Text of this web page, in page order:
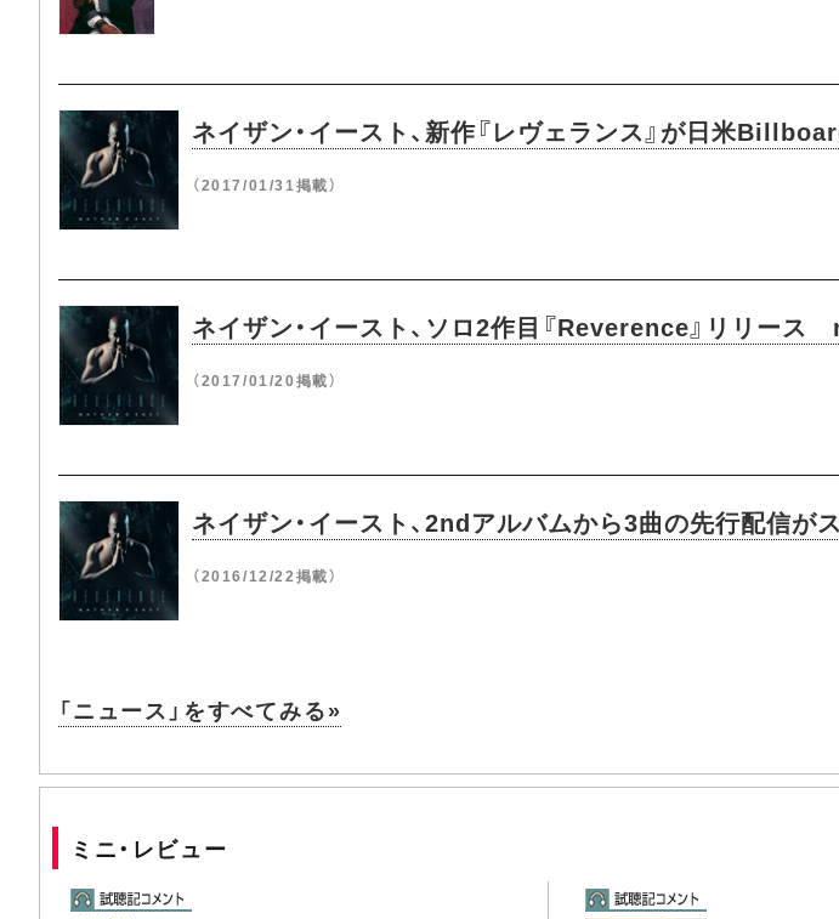
ネイザン・イースト、新作『レヴェランス』が日米
（2017/01/31掲載）
ネイザン・イースト、ソロ2作目『Reverence』リリー
（2017/01/20掲載）
ネイザン・イースト、2ndアルバムから3曲の先行配信
（2016/12/22掲載）
「ニュース」をすべてみる»
ミニ・レビュー